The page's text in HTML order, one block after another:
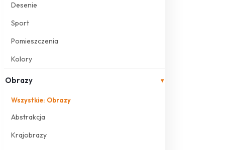
Desenie
Sport
Pomieszczenia
Kolory
Obrazy ▾
Wszystkie: Obrazy
Abstrakcja
Krajobrazy